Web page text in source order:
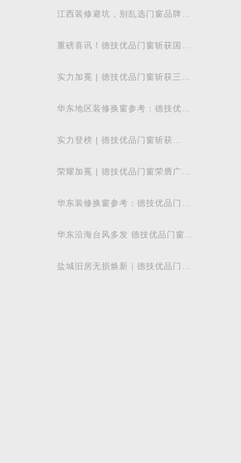
江西装修避坑，别乱选门窗品牌，
重磅喜讯！德技优品门窗斩获国际
实力加冕 | 德技优品门窗斩获三项
质量发展
华东地区装修换窗参考：德技优品
实力登榜 | 德技优品门窗斩获
以中国智造赋
荣耀加冕 | 德技优品门窗荣膺广东
少军董事
华东装修换窗参考：德技优品门窗
华东沿海台风多发 德技优品门窗打
盐城旧房无损焕新｜德技优品门窗